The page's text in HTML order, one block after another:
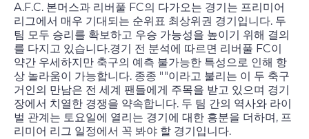
A.F.C. 본머스과 리버풀 FC의 다가오는 경기는 프리미어
리그에서 매우 기대되는 순위표 최상위권 경기입니다. 두
팀 모두 승리를 확보하고 우승 가능성을 높이기 위해 결의
를 다지고 있습니다.경기 전 분석에 따르면 리버풀 FC이
약간 우세하지만 축구의 예측 불가능한 특성으로 인해 항
상 놀라움이 가능합니다. 종종 ""이라고 불리는 이 두 축구
거인의 만남은 전 세계 팬들에게 주목을 받고 있으며 경기
장에서 치열한 경쟁을 약속합니다. 두 팀 간의 역사와 라이
벌 관계는 토요일에 열리는 경기에 대한 흥분을 더하며, 프
리미어 리그 일정에서 꼭 봐야 할 경기입니다.